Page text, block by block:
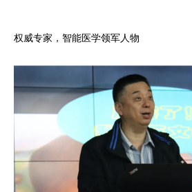
权威专家，智能医学领军人物